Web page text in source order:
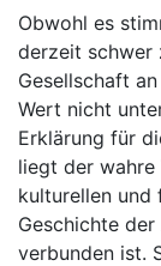
Obwohl es
derzeit schwer
Gesellschaft
Wert nicht
Erklärung für
liegt der wahre
kulturellen und
Geschichte
verbunden ist.